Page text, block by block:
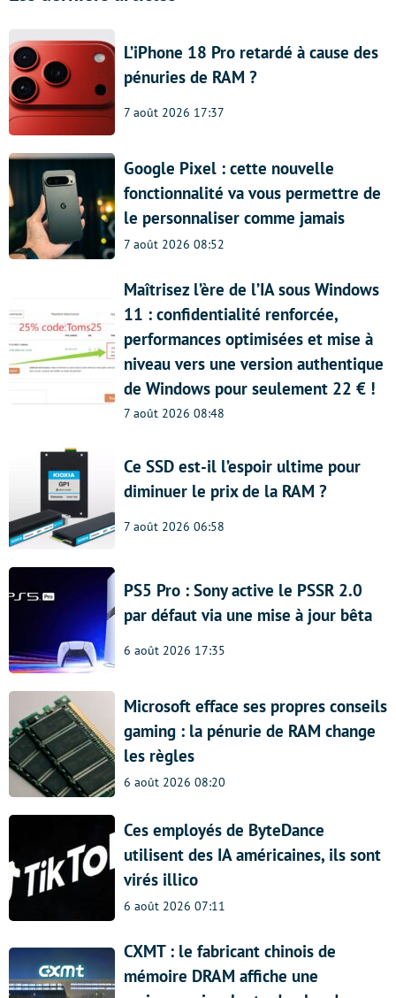
L’iPhone 18 Pro retardé à cause des
pénuries de RAM ?
7 août 2026 17:37
Google Pixel : cette nouvelle
fonctionnalité va vous permettre de
le personnaliser comme jamais
7 août 2026 08:52
Maîtrisez l’ère de l’IA sous Windows
11 : confidentialité renforcée,
performances optimisées et mise à
niveau vers une version authentique
de Windows pour seulement 22 € !
7 août 2026 08:48
Ce SSD est-il l’espoir ultime pour
diminuer le prix de la RAM ?
7 août 2026 06:58
PS5 Pro : Sony active le PSSR 2.0
par défaut via une mise à jour bêta
6 août 2026 17:35
Microsoft efface ses propres conseils
gaming : la pénurie de RAM change
les règles
6 août 2026 08:20
Ces employés de ByteDance
utilisent des IA américaines, ils sont
virés illico
6 août 2026 07:11
CXMT : le fabricant chinois de
mémoire DRAM affiche une